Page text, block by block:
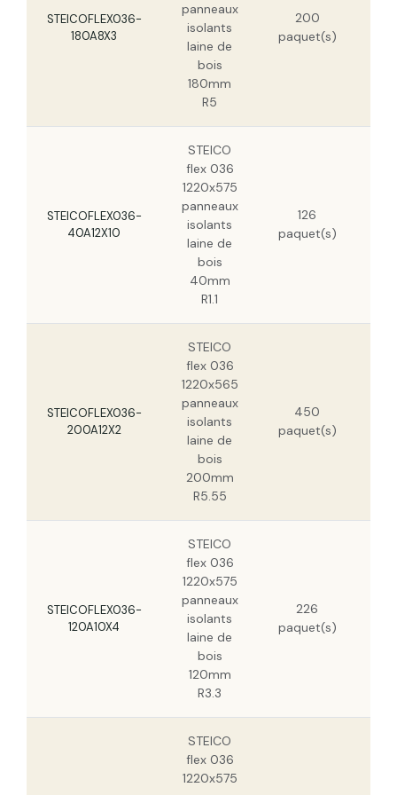
STEICO flex 036 1220x565 panneaux
isolants laine de bois 240mm R6.65
STEICOFLEX036-
180A8X3
panneaux
isolants
laine de
bois
180mm
R5
200
paquet(s)
STEICOFLEX036-
40A12X10
STEICO
flex 036
1220x575
panneaux
isolants
laine de
bois
40mm
R1.1
126
paquet(s)
STEICOFLEX036-
200A12X2
STEICO
flex 036
1220x565
panneaux
isolants
laine de
bois
200mm
R5.55
450
paquet(s)
STEICOFLEX036-
120A10X4
STEICO
flex 036
1220x575
panneaux
isolants
laine de
bois
120mm
R3.3
226
paquet(s)
STEICO
flex 036
1220x575